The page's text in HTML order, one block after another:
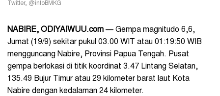
Twitter, @infoBMKG
NABIRE, ODIYAIWUU.com — Gempa magnitudo 6,6,
Jumat (19/9) sekitar pukul 03.00 WIT atau 01:19:50 WIB
mengguncang Nabire, Provinsi Papua Tengah. Pusat
gempa berlokasi di titik koordinat 3.47 Lintang Selatan,
135.49 Bujur Timur atau 29 kilometer barat laut Kota
Nabire dengan kedalaman 24 kilometer.